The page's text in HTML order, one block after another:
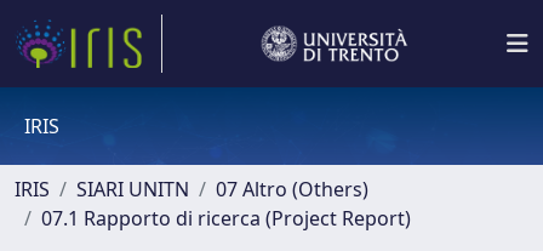
IRIS
IRIS SIARI UNITN
07 Altro (Others)
07.1 Rapporto di ricerca (Project Report)